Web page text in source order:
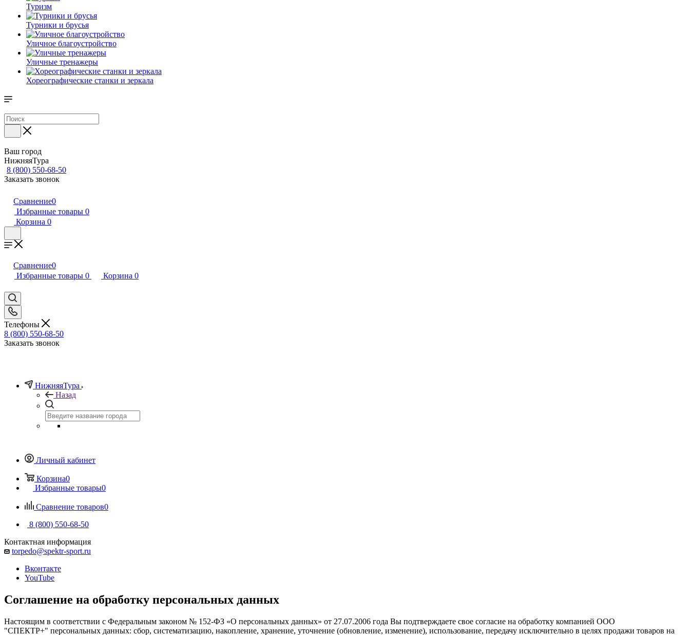
Туризм
Турники и брусья
Уличное благоустройство
Уличные тренажеры
Хореографические станки и зеркала
Ваш город
НижняяТура
8 (800) 550-68-50
Заказать звонок
Сравнение0
Избранные товары 0
Корзина 0
Сравнение0
Избранные товары 0 Корзина 0
Телефоны
8 (800) 550-68-50
Заказать звонок
НижняяТура
Назад
Личный кабинет
Корзина0
Избранные товары0
Сравнение товаров0
8 (800) 550-68-50
Контактная информация
torpedo@spektr-sport.ru
Вконтакте
YouTube
Соглашение на обработку персональных данных
Настоящим в соответствии с Федеральным законом № 152-ФЗ «О персональных данных» от 27.07.2006 года Вы подтверждаете свое согласие на обработку компанией ООО
"СПЕКТР+" персональных данных: сбор, систематизацию, накопление, хранение, уточнение (обновление, изменение), использование, передачу исключительно в целях продажи товаров на